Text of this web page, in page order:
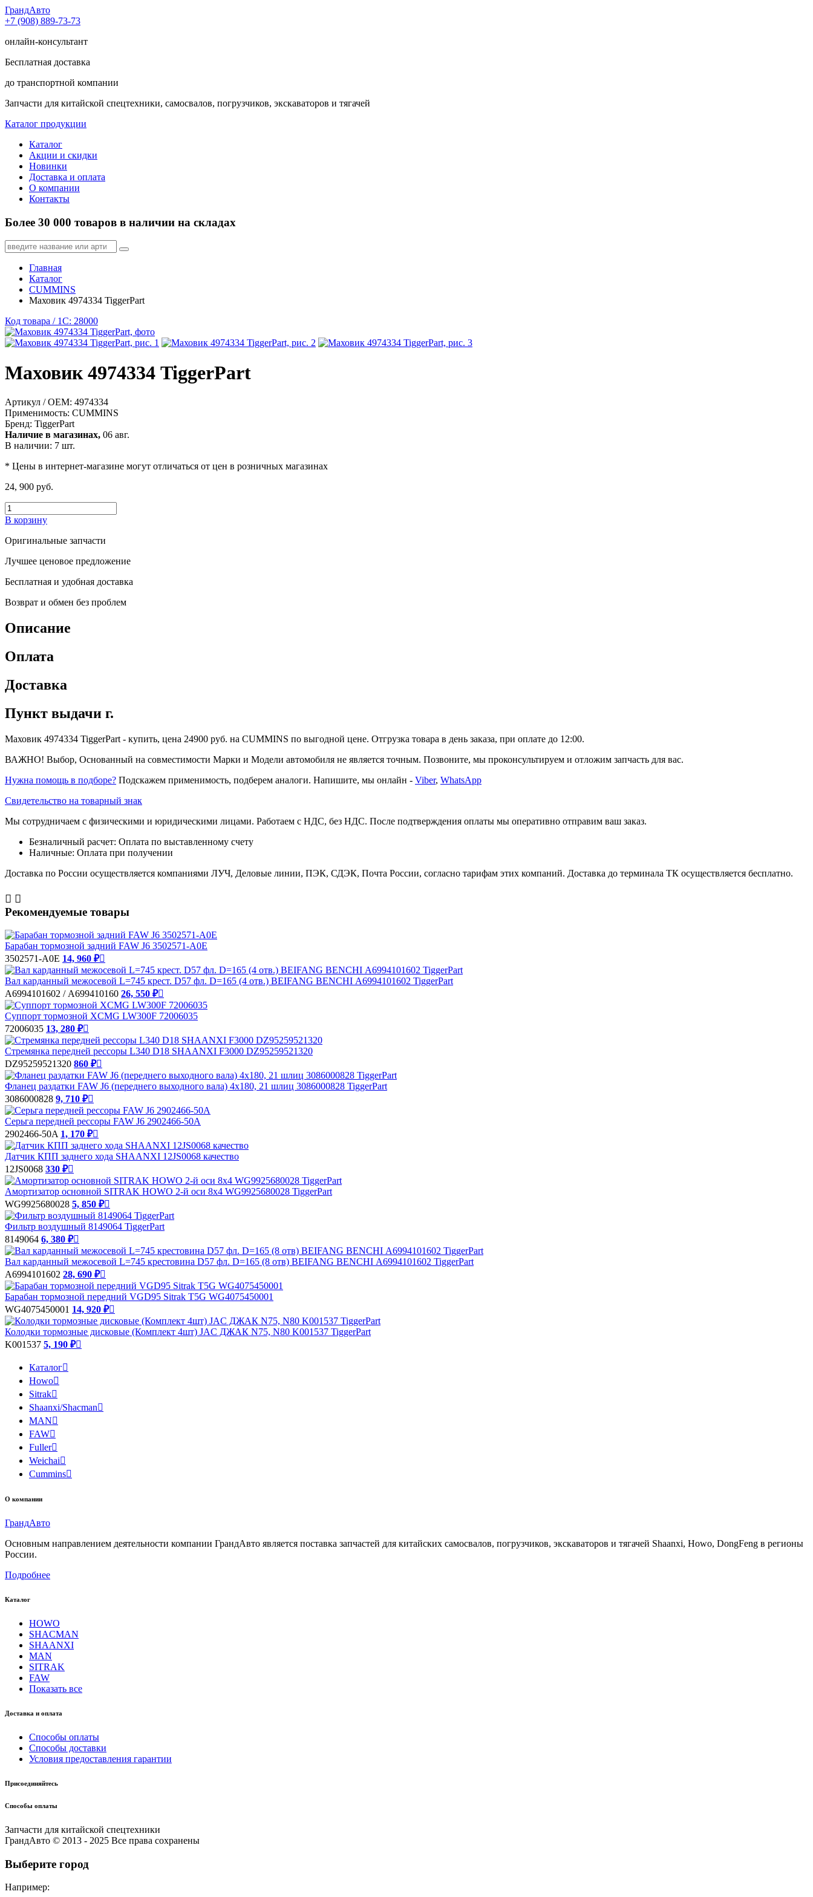
ГрандАвто
+7 (908) 889-73-73
онлайн-консультант
Бесплатная доставка
до транспортной компании
Запчасти для китайской спецтехники, самосвалов, погрузчиков, экскаваторов и тягачей
Каталог продукции
Каталог
Акции и скидки
Новинки
Доставка и оплата
О компании
Контакты
Более 30 000 товаров в наличии на складах
Главная
Каталог
CUMMINS
Маховик 4974334 TiggerPart
Код товара / 1C: 28000
Маховик 4974334 TiggerPart
Артикул / OEM: 4974334
Применимость: CUMMINS
Бренд: TiggerPart
Наличие в магазинах, 06 авг.
В наличии: 7 шт.
* Цены в интернет-магазине могут отличаться от цен в розничных магазинах
24, 900 руб.
В корзину
Оригинальные запчасти
Лучшее ценовое предложение
Бесплатная и удобная доставка
Возврат и обмен без проблем
Описание
Оплата
Доставка
Пункт выдачи г.
Маховик 4974334 TiggerPart - купить, цена 24900 руб. на CUMMINS по выгодной цене. Отгрузка товара в день заказа, при оплате до 12:00.
ВАЖНО! Выбор, Основанный на совместимости Марки и Модели автомобиля не является точным. Позвоните, мы проконсультируем и отложим запчасть для вас.
Нужна помощь в подборе? Подскажем применимость, подберем аналоги. Напишите, мы онлайн - Viber, WhatsApp
Свидетельство на товарный знак
Мы сотрудничаем с физическими и юридическими лицами. Работаем с НДС, без НДС. После подтверждения оплаты мы оперативно отправим ваш заказ.
Безналичный расчет: Оплата по выставленному счету
Наличные: Оплата при получении
Доставка по России осуществляется компаниями ЛУЧ, Деловые линии, ПЭК, СДЭК, Почта России, согласно тарифам этих компаний. Доставка до терминала ТК осуществляется бесплатно.
 
Рекомендуемые товары
Барабан тормозной задний FAW J6 3502571-A0E
3502571-A0E 14, 960 ₽
Вал карданный межосевой L=745 крест. D57 фл. D=165 (4 отв.) BEIFANG BENCHI А6994101602 TiggerPart
А6994101602 / A699410160 26, 550 ₽
Суппорт тормозной XCMG LW300F 72006035
72006035 13, 280 ₽
Стремянка передней рессоры L340 D18 SHAANXI F3000 DZ95259521320
DZ95259521320 860 ₽
Фланец раздатки FAW J6 (переднего выходного вала) 4х180, 21 шлиц 3086000828 TiggerPart
3086000828 9, 710 ₽
Серьга передней рессоры FAW J6 2902466-50A
2902466-50A 1, 170 ₽
Датчик КПП заднего хода SHAANXI 12JS0068 качество
12JS0068 330 ₽
Амортизатор основной SITRAK HOWO 2-й оси 8х4 WG9925680028 TiggerPart
WG9925680028 5, 850 ₽
Фильтр воздушный 8149064 TiggerPart
8149064 6, 380 ₽
Вал карданный межосевой L=745 крестовина D57 фл. D=165 (8 отв) BEIFANG BENCHI А6994101602 TiggerPart
А6994101602 28, 690 ₽
Барабан тормозной передний VGD95 Sitrak T5G WG4075450001
WG4075450001 14, 920 ₽
Колодки тормозные дисковые (Комплект 4шт) JAC ДЖАК N75, N80 K001537 TiggerPart
K001537 5, 190 ₽
Каталог
Howo
Sitrak
Shaanxi/Shacman
MAN
FAW
Fuller
Weichai
Cummins
О компании
ГрандАвто
Основным направлением деятельности компании ГрандАвто является поставка запчастей для китайских самосвалов, погрузчиков, экскаваторов и тягачей Shaanxi, Howo, DongFeng в регионы
России.
Подробнее
Каталог
HOWO
SHACMAN
SHAANXI
MAN
SITRAK
FAW
Показать все
Доставка и оплата
Способы оплаты
Способы доставки
Условия предоставления гарантии
Присоединяйтесь
Способы оплаты
Запчасти для китайской спецтехники
ГрандАвто © 2013 - 2025 Все права сохранены
Выберите город
Например: